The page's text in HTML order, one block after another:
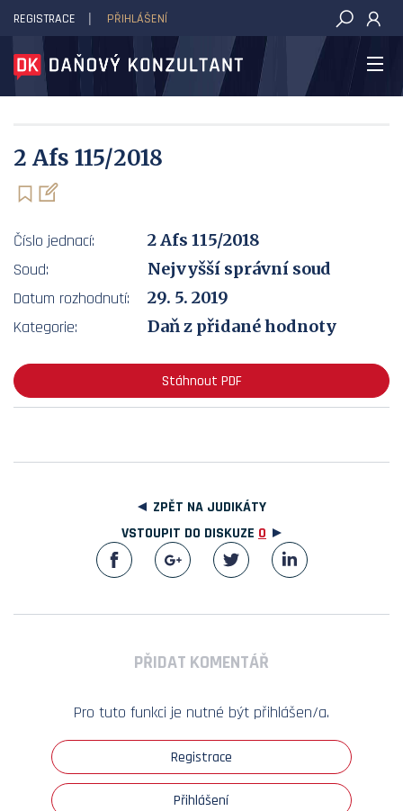
DAŇOVÝ KONZULTANT
REGISTRACE PŘIHLÁŠENÍ
2 Afs 115/2018
Číslo jednací:
2 Afs 115/2018
Soud:
Nejvyšší správní soud
Datum rozhodnutí:
29. 5. 2019
Kategorie:
Daň z přidané hodnoty
Stáhnout PDF
ZPĚT NA JUDIKÁTY
VSTOUPIT DO DISKUZE 0
PŘIDAT KOMENTÁŘ
Pro tuto funkci je nutné být přihlášen/a.
Registrace
Přihlášení